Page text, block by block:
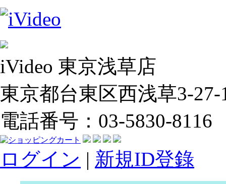
iVideo 東京浅草店
東京都台東区西浅草3-27-
電話番号：03-5830-8116
ログイン | 新規ID登錄